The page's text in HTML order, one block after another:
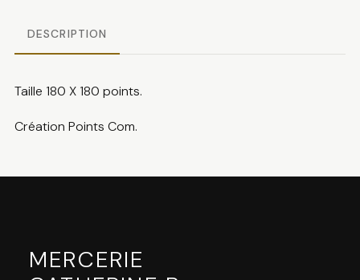
DESCRIPTION
Taille 180 X 180 points.
Création Points Com.
MERCERIE